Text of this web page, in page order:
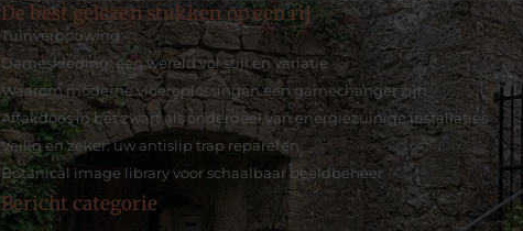
De best gelezen stukken op een rij
Tuinverbouwing
Dameskleding: een wereld vol stijl en variatie
Waarom moderne vloeroplossingen een gamechanger zijn
Aftakdoos in het zwart als onderdeel van energiezuinige installaties
Veilig en zeker: uw antislip trap repareren
Botanical image library voor schaalbaar beeldbeheer
Bericht categorie